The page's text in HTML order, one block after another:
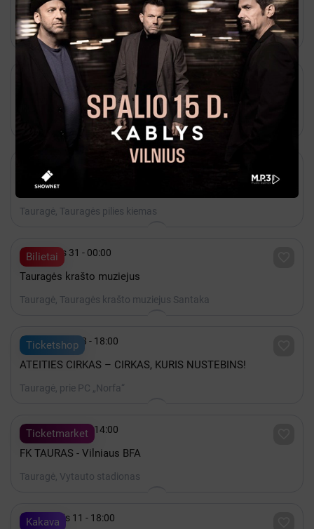
ŽYGIUOK, TAURAGĖS MIESTO VINGIAIS
Tauragė, Pilies aikštė
Ticketmarket
Rugpjūtis 08 - 14:00
FK TAURAS - Neptūnas
Tauragė, Vytauto stadionas
Bilietai
BALTASIS VAKARAS
Tauragė, Tauragės pilies kiemas
Bilietai
 Gruodis 31 - 00:00
Tauragės krašto muziejus
Tauragė, Tauragės krašto muziejus Santaka
Ticketshop
 Rugpjūtis 08 - 18:00
ATEITIES CIRKAS – CIRKAS, KURIS NUSTEBINS!
Tauragė, prie PC „Norfa“
Ticketmarket
 Rugpjūtis 29 - 14:00
FK TAURAS - Vilniaus BFA
Tauragė, Vytauto stadionas
Kakava
 Lapkritis 11 - 18:00